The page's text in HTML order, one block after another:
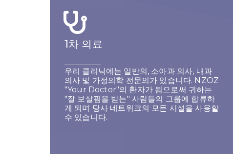
1차 의료
우리 클리닉에는 일반의, 소아과 의사, 내과
의사 및 가정의학 전문의가 있습니다. NZOZ
"Your Doctor"의 환자가 됨으로써 귀하는
"잘 보살핌을 받는" 사람들의 그룹에 합류하
게 되며 당사 네트워크의 모든 시설을 사용할
수 있습니다.